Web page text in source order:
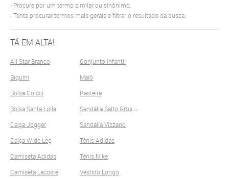
Procure por um termo similar ou sinônimo.
Tente procurar termos mais gerais e filtrar o resultado da busca.
TÁ EM ALTA!
All Star Branco
Biquini
Bolsa Colcci
Bolsa Santa Lolla
Calça Jogger
Calça Wide Leg
Camiseta Adidas
Camiseta Lacoste
Conjunto Infantil
Maiô
Rasteira
S
andália Salto Grosso
Sandália Vizzano
Tênis Adidas
Tênis Nike
Vestido Longo